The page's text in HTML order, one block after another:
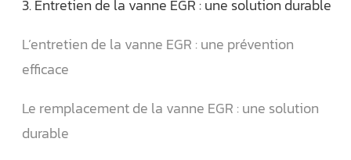
3. Entretien de la vanne EGR : une solution durable
L’entretien de la vanne EGR : une prévention
efficace
Le remplacement de la vanne EGR : une solution
durable